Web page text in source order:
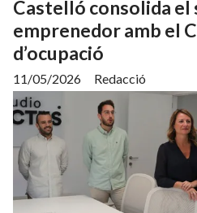
Castelló consolida el
emprenedor amb el
d’ocupació
Redacció
11/05/2026